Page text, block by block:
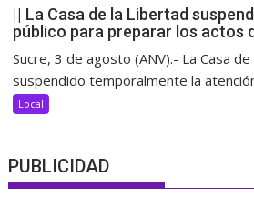
|| La Casa de la Libertad
público para preparar los actos
Sucre, 3 de agosto (ANV).- La Casa
suspendido temporalmente la
Local
PUBLICIDAD